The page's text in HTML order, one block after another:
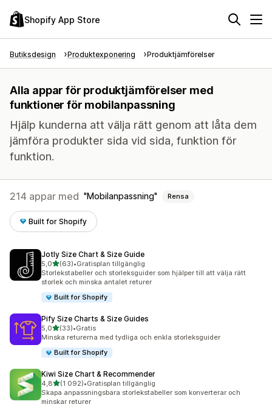
Shopify App Store
Butiksdesign Produktexponering Produktjämförelser
Alla appar för produktjämförelser med
funktioner för mobilanpassning
Hjälp kunderna att välja rätt genom att låta dem
jämföra produkter sida vid sida, funktion för
funktion.
214 appar med Mobilanpassning Rensa
Built for Shopify
Jotly Size Chart & Size Guide
5,0av 5 stjärnor
(63)
63 recensioner totalt
•Gratisplan tillgänglig
Storlekstabeller och storleksguider som hjälper till att välja rätt
storlek och minska antalet returer
Built for Shopify
Pify Size Charts & Size Guides
5,0av 5 stjärnor
(33)
33 recensioner totalt
•Gratis
Minska returerna med tydliga och enkla storleksguider
Built for Shopify
Kiwi Size Chart & Recommender
4,8av 5 stjärnor
(1 092)
1092 recensioner totalt
•Gratisplan tillgänglig
Skapa anpassningsbara storlekstabeller som konverterar och
minskar returer